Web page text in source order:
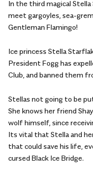
In the third magical
meet gargoyles, sea-
Gentleman Flamingo!
Ice princess Stella
President Fogg has
Club, and banned them
Stellas not going to be
She knows her friend
wolf himself, since
Its vital that Stella and
that could save his life,
cursed Black Ice Bridge.